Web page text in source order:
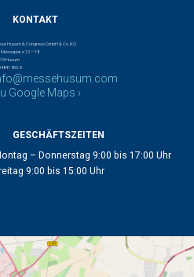
KONTAKT
Husum & Congress GmbH & Co. KG
Messeplatz 12 – 18
Husum
4841 902-0
Google Maps ›
GESCHÄFTSZEITEN
– Donnerstag 9:00 bis 17:00 Uhr
9:00 bis 15:00 Uhr